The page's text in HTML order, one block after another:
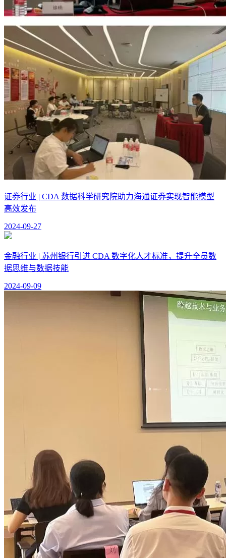
证券行业 | CDA 数据科学研究院助力海通证券实现智能模型
高效发布
2024-09-27
金融行业 | 苏州银行引进 CDA 数字化人才标准，提升全员数
据思维与数据技能
2024-09-09